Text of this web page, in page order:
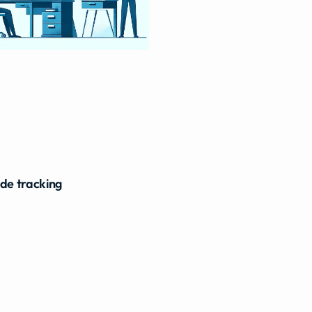
tracking